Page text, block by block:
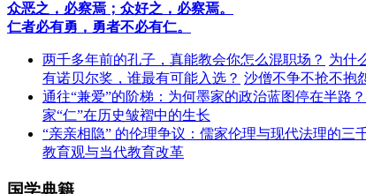
众恶之，必察焉；众好之，必察焉。
仁者必有勇，勇者不必有仁。
两千多年前的孔子，真能教会你怎么混职场？ 为什
有诺贝尔奖，谁最有可能入选？ 沙僧不争不抢不抱
通往“兼爱”的阶梯：为何墨家的政治蓝图停在半路？
家“仁”在历史皱褶中的生长
“亲亲相隐” 的伦理争议：儒家伦理与现代法理的三
教育观与当代教育改革
国学典籍